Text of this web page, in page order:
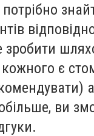
зробити
є
ви